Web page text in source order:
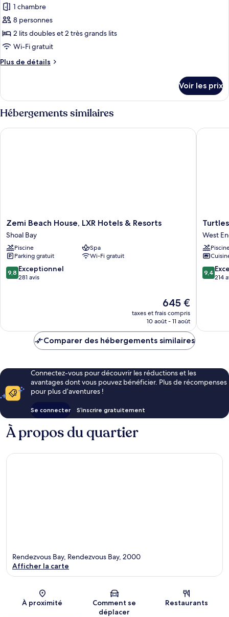
Beach
Bedroom
Villa
at
Rendezvous
Beach
photos
pour
ce
type
chambre :
Garden
Villa
at
Rendezvous
1 chambre
8 personnes
2 lits doubles et 2 très grands lits
Wi-Fi gratuit
Plus de détails
Plus
le
type
de
Three
Voir les prix
Hébergements similaires
Zemi
Beach
House,
LXR
Hotels
&
Resorts
Zemi Beach House, LXR Hotels & Resorts
Shoal Bay
Piscine
Spa
Parking gratuit
Wi-Fi gratuit
9.8
sur
9,8 Exceptionnel
281 avis
Le
nouveau
prix
de
645 €
taxes et frais compris
10 août - 11 août
Zemi Beach House, LXR Hotels & Resorts
Turtles
Nest
Beach
Resort
West
End
Village
West
9.4
sur
9,4
214
Turtles
Comparer des hébergements similaires
Connectez-vous pour découvrir les réductions et les
avantages dont vous pouvez bénéficier. Plus de récompenses
pour plus d’aventures !
Se connecter S’inscrire gratuitement
À propos du quartier
Carte
Rendezvous Bay, Rendezvous Bay, 2000
Afficher la carte
À proximité
Comment se
déplacer
Restaurants